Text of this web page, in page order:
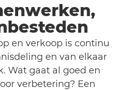
en verkoop is continu
en van elkaar
Wat gaat al goed en
verbetering? Een